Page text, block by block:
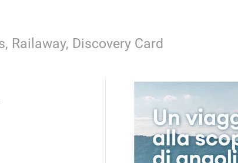
Railaway, Discovery Card